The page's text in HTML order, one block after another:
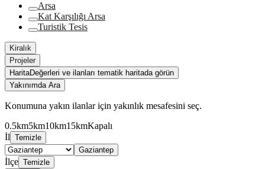
Arsa
Kat Karşılığı Arsa
Turistik Tesis
Kiralık
Projeler
HaritaDeğerleri ve ilanları tematik haritada görün
Yakınımda Ara
Konumuna yakın ilanlar için yakınlık mesafesini seç.
0.5km5km10km15kmKapalı
İl Temizle
Gaziantep
İlçe Temizle